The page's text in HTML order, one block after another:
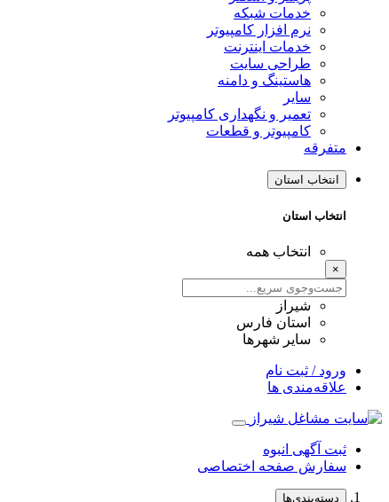
خدمات شبکه
نرم افزار کامپیوتر
خدمات اینترنت
طراحی سایت
هاستینگ و دامنه
سایر
تعمیر و نگهداری کامپیوتر
کامپیوتر و قطعات
متفرقه
انتخاب استان
انتخاب استان
انتخاب همه
×
شیراز
استان فارس
سایر شهرها
ورود / ثبت نام
علاقه‌مندی ها
ثبت آگهی انبوه
سفارش صفحه اختصاصی
دسته‌بندی‌ها